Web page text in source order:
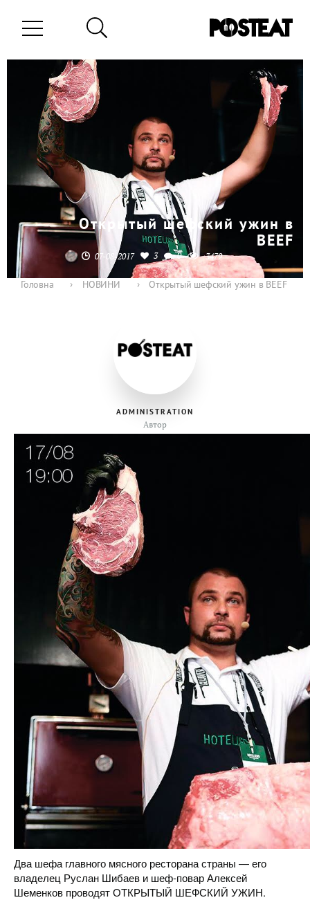
Открытый шефский ужин в
BEEF
07-08-2017 3 0 3479
Головна › НОВИНИ › Открытый шефский ужин в BEEF
ADMINISTRATION
Автор
Два шефа главного мясного ресторана страны — его
владелец Руслан Шибаев и шеф-повар Алексей
Шеменков проводят ОТКРЫТЫЙ ШЕФСКИЙ УЖИН.